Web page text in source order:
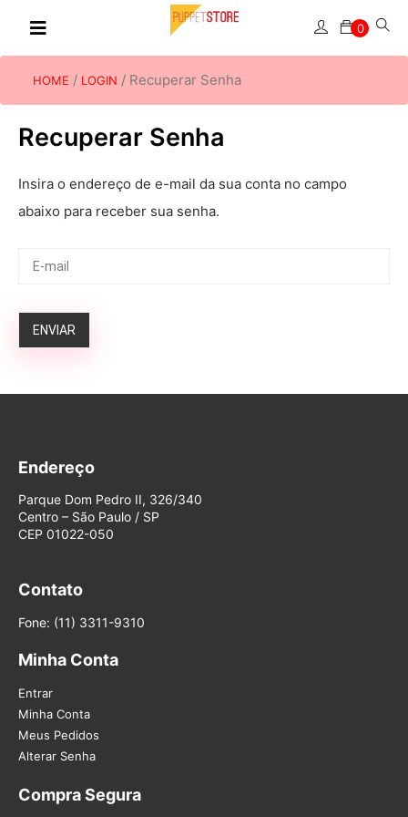
0
HOME / LOGIN / Recuperar Senha
Recuperar Senha
Insira o endereço de e-mail da sua conta no campo
abaixo para receber sua senha.
Endereço
Parque Dom Pedro II, 326/340
Centro – São Paulo / SP
CEP 01022-050
Contato
Fone: (11) 3311-9310
Minha Conta
Entrar
Minha Conta
Meus Pedidos
Alterar Senha
Compra Segura